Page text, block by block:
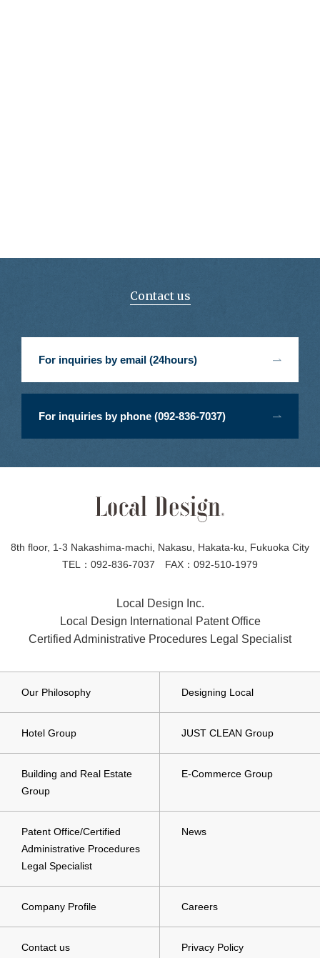
Contact us
For inquiries by email (24hours)
For inquiries by phone (092-836-7037)
8th floor, 1-3 Nakashima-machi, Nakasu, Hakata-ku, Fukuoka City
TEL：092-836-7037 FAX：092-510-1979
Local Design Inc.
Local Design International Patent Office
Certified Administrative Procedures Legal Specialist
Our Philosophy Designing Local
Hotel Group JUST CLEAN Group
Building and Real Estate
Group
E-Commerce Group
Patent Office/Certified
Administrative Procedures
Legal Specialist
News
Company Profile Careers
Contact us Privacy Policy